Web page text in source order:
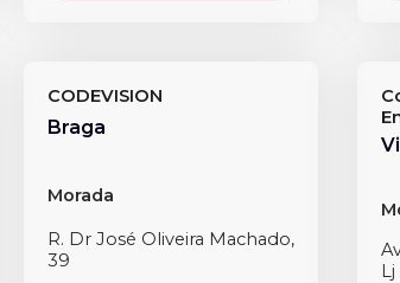
CODEVISION
Braga
Morada
R. Dr José Oliveira Machado,
39
Lj